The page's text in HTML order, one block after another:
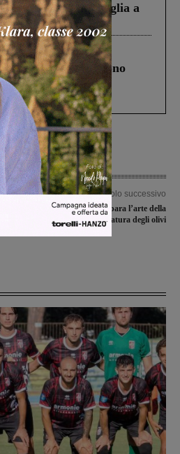
aveva ucciso la figlia a
in A1 in cui morirono
Lo schianto, il
fra tir....
Articolo successivo
A Gaville si impara l’arte della
potatura degli olivi